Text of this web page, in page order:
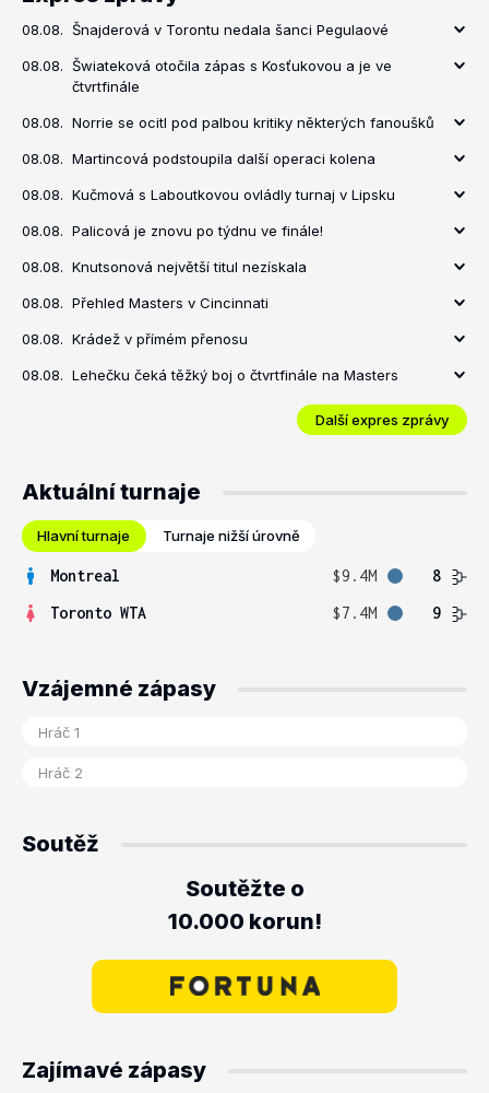
08.08. Šnajderová v Torontu nedala šanci Pegulaové
08.08. Šwiateková otočila zápas s Kosťukovou a je ve
čtvrtfinále
08.08. Norrie se ocitl pod palbou kritiky některých fanoušků
08.08. Martincová podstoupila další operaci kolena
08.08. Kučmová s Laboutkovou ovládly turnaj v Lipsku
08.08. Palicová je znovu po týdnu ve finále!
08.08. Knutsonová největší titul nezískala
08.08. Přehled Masters v Cincinnati
08.08. Krádež v přímém přenosu
08.08. Lehečku čeká těžký boj o čtvrtfinále na Masters
Další expres zprávy
Aktuální turnaje
Hlavní turnaje Turnaje nižší úrovně
Montreal $9.4M
8
Toronto WTA
$7.4M 9
Vzájemné zápasy
Soutěž
Soutěžte o
10.000 korun!
Zajímavé zápasy